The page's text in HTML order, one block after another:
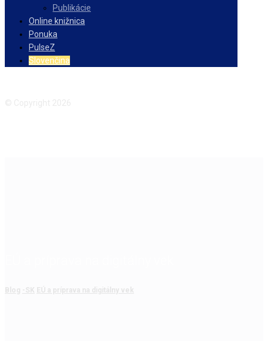
Publikácie
Online knižnica
Ponuka
PulseZ
Slovenčina
Blog -SK EÚ a príprava na digitálny vek